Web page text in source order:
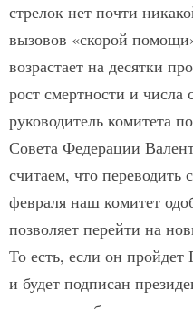
стрелок нет почти
вызовов «скорой
возрастает на десятки
рост смертности и
руководитель комитета
Совета Федерации
считаем, что
февраля наш комитет
позволяет перейти на
То есть, если он
и будет подписан